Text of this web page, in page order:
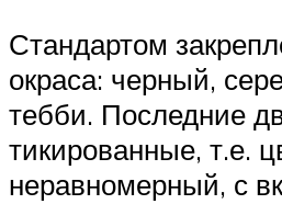
Стандартом
окраса: черный,
тебби. Последние
тикированные, т.е.
неравномерный, с